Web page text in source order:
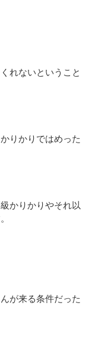
れないということ
りかりではめった
かりかりやそれ以
が来る条件だった